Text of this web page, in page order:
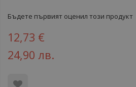
Бъдете първият оценил този продукт
12,73 €
24,90 лв.